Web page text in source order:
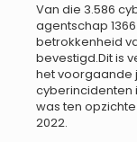
Van die 3.586
agentschap
betrokkenheid
bevestigd.Dit is
het voorgaande
cyberincidenten
was ten opzichte
2022.